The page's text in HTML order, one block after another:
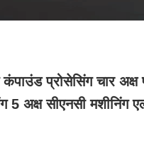
कंपाउंड प्रोसेसिंग चार
5 अक्ष सीएनसी मशीनिंग